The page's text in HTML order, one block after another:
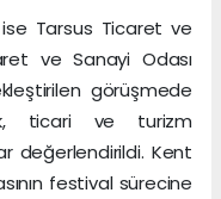
ise Tarsus Ticaret ve
ve Sanayi Odası
görüşmede
ticari ve turizm
değerlendirildi. Kent
festival sürecine